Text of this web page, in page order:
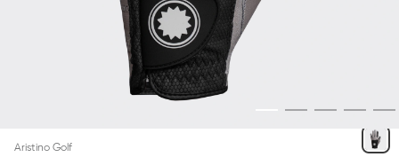
Aristino Golf